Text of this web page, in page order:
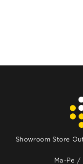
Showroom Store
Ma-Pe /